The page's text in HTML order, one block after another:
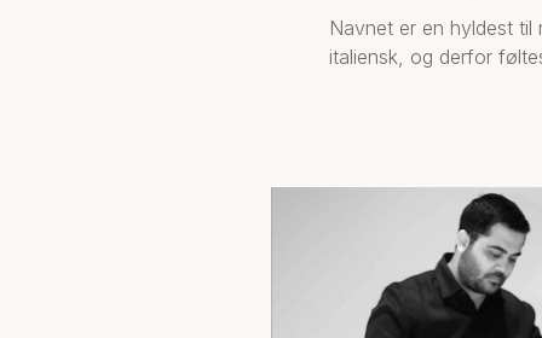
Navnet er en hyldest
italiensk, og derfor